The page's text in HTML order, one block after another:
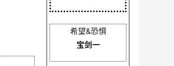
希望&恐惧
宝剑一